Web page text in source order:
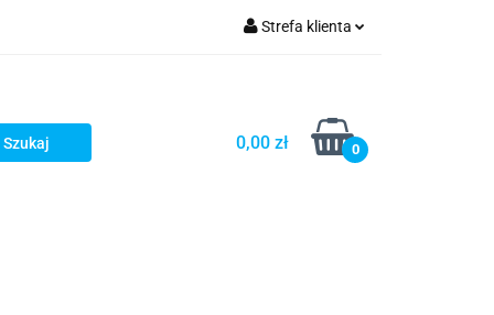
Strefa klienta
Zarejestruj się
Dodaj zgłoszenie
0,00 zł 0